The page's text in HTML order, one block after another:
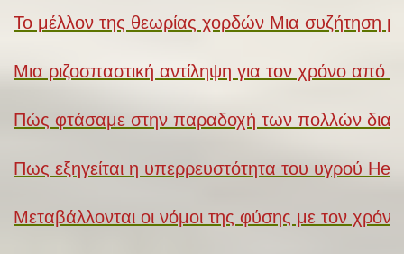
Το μέλλον της θεωρίας χορδών Μια συζήτηση
Μια ριζοσπαστική αντίληψη για τον χρόνο από
Πώς φτάσαμε στην παραδοχή των πολλών
Πως εξηγείται η υπερρευστότητα του υγρού He
Μεταβάλλονται οι νόμοι της φύσης με τον